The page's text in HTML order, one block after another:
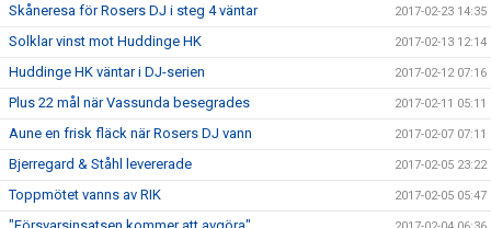
Skåneresa för Rosers DJ i steg 4 väntar 2017-02-23 14:35
Solklar vinst mot Huddinge HK 2017-02-13 12:14
Huddinge HK väntar i DJ-serien 2017-02-12 07:16
Plus 22 mål när Vassunda besegrades 2017-02-11 05:11
Aune en frisk fläck när Rosers DJ vann 2017-02-07 07:11
Bjerregard & Ståhl levererade 2017-02-05 23:22
Toppmötet vanns av RIK 2017-02-05 05:47